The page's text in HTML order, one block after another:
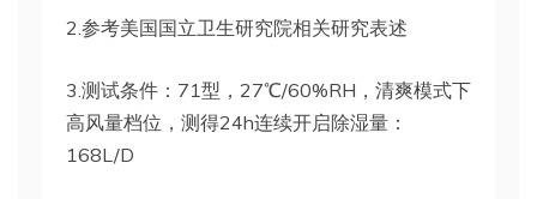
2.参考美国国立卫生研究院相关研究表述
3.测试条件：71型，27℃/60%RH，清爽模式下
高风量档位，测得24h连续开启除湿量：
168L/D